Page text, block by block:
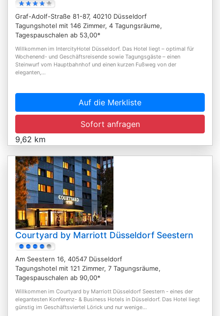
Graf-Adolf-Straße 81-87, 40210 Düsseldorf
Tagungshotel mit 146 Zimmer, 4 Tagungsräume,
Tagespauschalen ab 53,00*
Willkommen im IntercityHotel Düsseldorf. Das Hotel liegt – optimal für
Wochenend- und Geschäftsreisende sowie Tagungsgäste – einen
Steinwurf vom Hauptbahnhof und einen kurzen Fußweg von der
eleganten,...
Auf die Merkliste
Sofort anfragen
9,62 km
Courtyard by Marriott Düsseldorf Seestern
Am Seestern 16, 40547 Düsseldorf
Tagungshotel mit 121 Zimmer, 7 Tagungsräume,
Tagespauschalen ab 90,00*
Willkommen im Courtyard by Marriott Düsseldorf Seestern - eines der
elegantesten Konferenz- & Business Hotels in Düsseldorf. Das Hotel liegt
günstig im Geschäftsviertel Lörick und nur wenige...